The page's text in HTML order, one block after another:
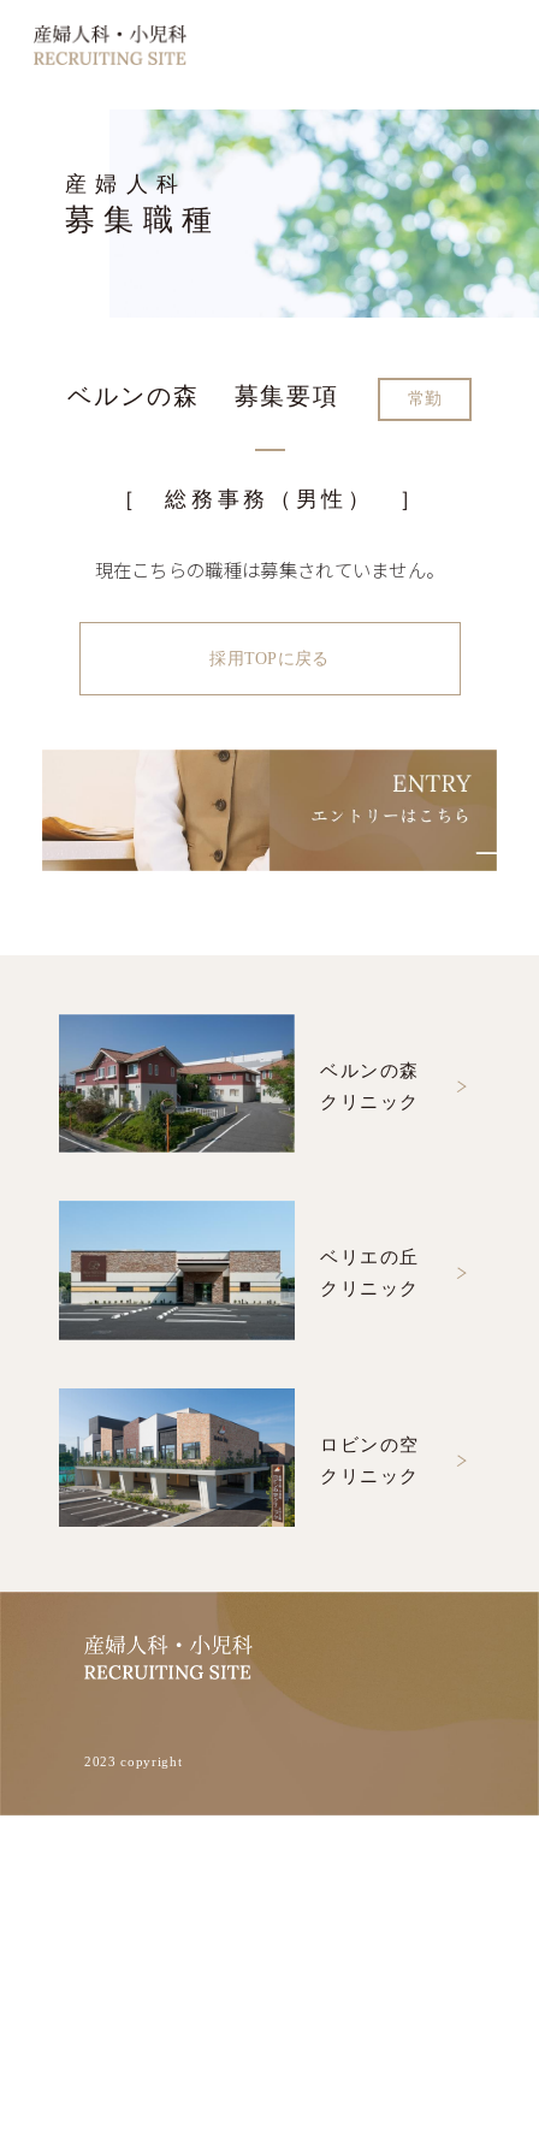
産婦人科
募集職種
ベルンの森 募集要項 常勤
［ 総務事務（男性） ］
現在こちらの職種は募集されていません。
採用TOPに戻る
ベルンの森
クリニック
ベリエの丘
クリニック
ロビンの空
クリニック
2023 copyright